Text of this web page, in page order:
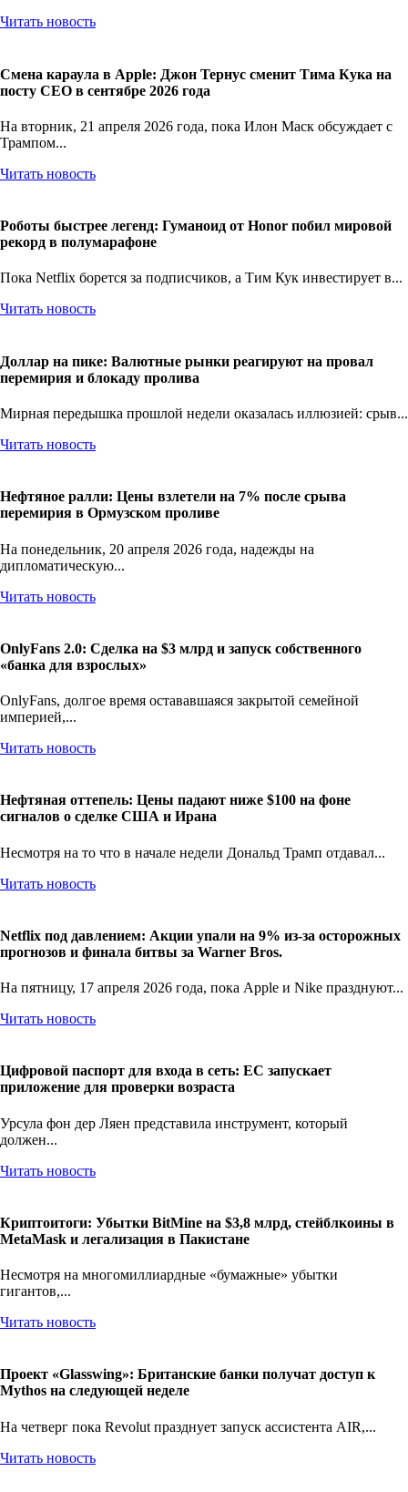
Читать новость
Смена караула в Apple: Джон Тернус сменит Тима Кука на
посту CEO в сентябре 2026 года
На вторник, 21 апреля 2026 года, пока Илон Маск обсуждает с
Трампом...
Читать новость
Роботы быстрее легенд: Гуманоид от Honor побил мировой
рекорд в полумарафоне
Пока Netflix борется за подписчиков, а Тим Кук инвестирует в...
Читать новость
Доллар на пике: Валютные рынки реагируют на провал
перемирия и блокаду пролива
Мирная передышка прошлой недели оказалась иллюзией: срыв...
Читать новость
Нефтяное ралли: Цены взлетели на 7% после срыва
перемирия в Ормузском проливе
На понедельник, 20 апреля 2026 года, надежды на
дипломатическую...
Читать новость
OnlyFans 2.0: Сделка на $3 млрд и запуск собственного
«банка для взрослых»
OnlyFans, долгое время остававшаяся закрытой семейной
империей,...
Читать новость
Нефтяная оттепель: Цены падают ниже $100 на фоне
сигналов о сделке США и Ирана
Несмотря на то что в начале недели Дональд Трамп отдавал...
Читать новость
Netflix под давлением: Акции упали на 9% из-за осторожных
прогнозов и финала битвы за Warner Bros.
На пятницу, 17 апреля 2026 года, пока Apple и Nike празднуют...
Читать новость
Цифровой паспорт для входа в сеть: ЕС запускает
приложение для проверки возраста
Урсула фон дер Ляен представила инструмент, который
должен...
Читать новость
Криптоитоги: Убытки BitMine на $3,8 млрд, стейблкоины в
MetaMask и легализация в Пакистане
Несмотря на многомиллиардные «бумажные» убытки
гигантов,...
Читать новость
Проект «Glasswing»: Британские банки получат доступ к
Mythos на следующей неделе
На четверг пока Revolut празднует запуск ассистента AIR,...
Читать новость